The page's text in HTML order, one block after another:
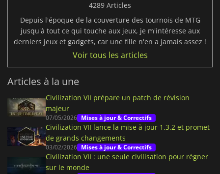
4289 Articles
Depuis l'époque de la couverture des tournois de MTG
jusqu'à tout ce qui touche aux jeux, je m'intéresse aux
derniers jeux et gadgets, car une fille n'en a jamais assez !
Voir tous les articles
Articles à la une
Civilization VII prépare un patch de révision
majeur
07/05/2026 Mises à jour & Correctifs
Civilization VII lance la mise à jour 1.3.2 et promet
de grands changements
03/02/2026 Mises à jour & Correctifs
Civilization VII : une seule civilisation pour régner
sur le monde